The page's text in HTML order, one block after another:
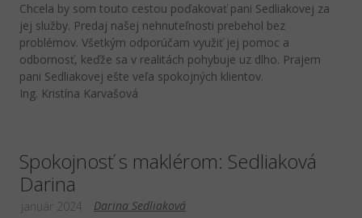
Chcela by som touto cestou poďakovať pani Sedliakovej za
jej služby. Predaj našej nehnuteľnosti prebehol bez
problémov. Všetkým odporúčam využiť jej pomoc a
odbornosť, keďže sa v realitách pohybuje uz dlho. Prajem
pani Sedliakovej ešte veľa spokojných klientov.
Ing. Kristína Karvašová
Spokojnosť s maklérom: Sedliaková
Darina
Darina Sedliaková
január 2024